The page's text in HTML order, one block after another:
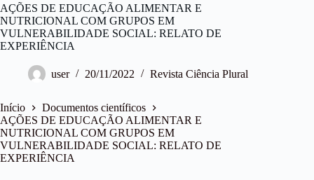
a
r
a
o
e
ú
d
o
AÇÕES DE EDUCAÇÃO ALIMENTAR E
NUTRICIONAL COM GRUPOS EM
VULNERABILIDADE SOCIAL: RELATO DE
EXPERIÊNCIA
user 20/11/2022 Revista Ciência Plural
Início
Documentos científicos
AÇÕES DE EDUCAÇÃO ALIMENTAR E
NUTRICIONAL COM GRUPOS EM
VULNERABILIDADE SOCIAL: RELATO DE
EXPERIÊNCIA